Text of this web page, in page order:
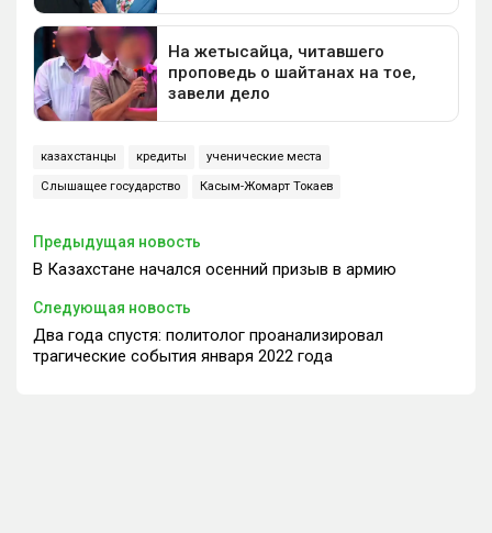
казахстанцы кредиты ученические места
Слышащее государство Касым-Жомарт Токаев
Предыдущая новость
В Казахстане начался осенний призыв в армию
Следующая новость
Два года спустя: политолог проанализировал
трагические события января 2022 года